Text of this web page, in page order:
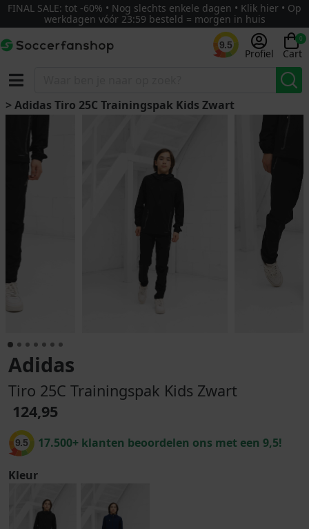
FINAL SALE: tot -60% • Nog slechts enkele dagen • Klik hier • Op
werkdagen vóór 23:59 besteld = morgen in huis
9.5
Profiel
0
Cart
> Adidas Tiro 25C Trainingspak Kids Zwart
Adidas
Tiro 25C Trainingspak Kids Zwart
124,95
9.5 17.500+ klanten beoordelen ons met een 9,5!
Kleur